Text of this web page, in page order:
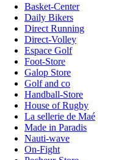
Basket-Center
Daily Bikers
Direct Running
Direct-Volley
Espace Golf
Foot-Store
Galop Store
Golf and co
Handball-Store
House of Rugby
La sellerie de Maé
Made in Paradis
Nauti-wave
On-Fight